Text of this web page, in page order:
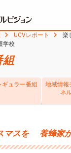
UCVレポート
楽
学校
組
ギュラー番組
地域情報
ネ
マスを 養蜂家